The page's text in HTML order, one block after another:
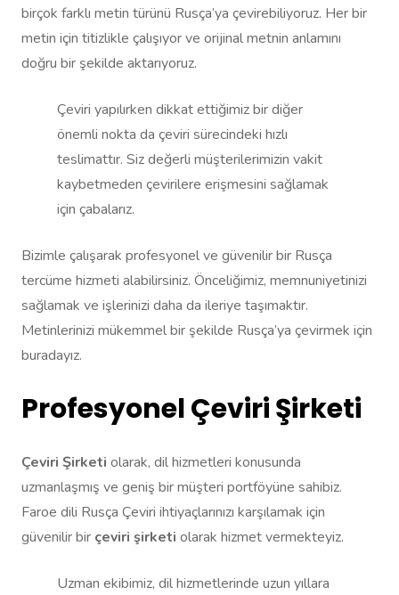
birçok farklı metin türünü Rusça’ya çevirebiliyoruz. Her bir
metin için titizlikle çalışıyor ve orijinal metnin anlamını
doğru bir şekilde aktarıyoruz.
Çeviri yapılırken dikkat ettiğimiz bir diğer
önemli nokta da çeviri sürecindeki hızlı
teslimattır. Siz değerli müşterilerimizin vakit
kaybetmeden çevirilere erişmesini sağlamak
için çabalarız.
Bizimle çalışarak profesyonel ve güvenilir bir Rusça
tercüme hizmeti alabilirsiniz. Önceliğimiz, memnuniyetinizi
sağlamak ve işlerinizi daha da ileriye taşımaktır.
Metinlerinizi mükemmel bir şekilde Rusça’ya çevirmek için
buradayız.
Profesyonel Çeviri Şirketi
Çeviri Şirketi olarak, dil hizmetleri konusunda
uzmanlaşmış ve geniş bir müşteri portföyüne sahibiz.
Faroe dili Rusça Çeviri ihtiyaçlarınızı karşılamak için
güvenilir bir çeviri şirketi olarak hizmet vermekteyiz.
Uzman ekibimiz, dil hizmetlerinde uzun yıllara